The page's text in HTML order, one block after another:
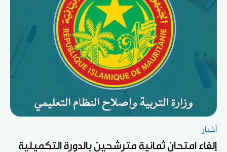
أخبار
إلغاء امتحان ثمانية مترشحين بالدورة التكميلية